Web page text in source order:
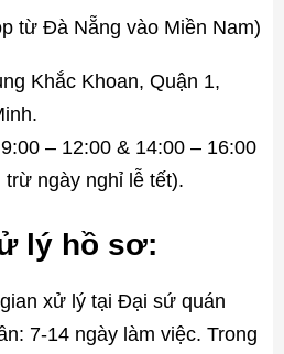
từ Đà Nẵng vào Miền Nam)
Khắc Khoan, Quận 1,
– 12:00 & 14:00 – 16:00
ngày nghỉ lễ tết).
lý hồ sơ:
xử lý tại Đại sứ quán
7-14 ngày làm việc. Trong